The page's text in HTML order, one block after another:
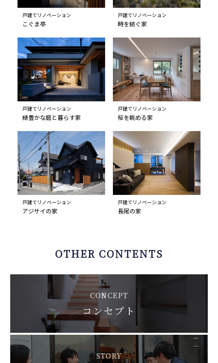
戸建てリノベーション
こぐま亭
戸建てリノベーション
時を紡ぐ家
戸建てリノベーション
緑豊かな庭と暮らす家
戸建てリノベーション
桜を眺める家
戸建てリノベーション
アジサイの家
戸建てリノベーション
長尾の家
OTHER CONTENTS
CONCEPT
コンセプト
STORY